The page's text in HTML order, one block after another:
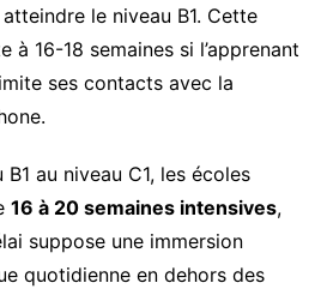
le niveau B1. Cette
à 16-18 semaines si l’apprenant
ses contacts avec la
au niveau C1, les écoles
16 à 20 semaines intensives,
suppose une immersion
quotidienne en dehors des